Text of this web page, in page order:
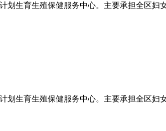
划生育生殖保健服务中心。主要承担全区
划生育生殖保健服务中心。主要承担全区